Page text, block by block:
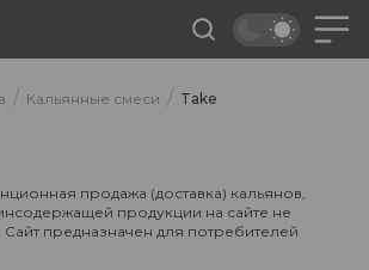
/ Кальянные смеси / Take
продажа (доставка) кальянов,
продукции на сайте не
Сайт предназначен для потребителей